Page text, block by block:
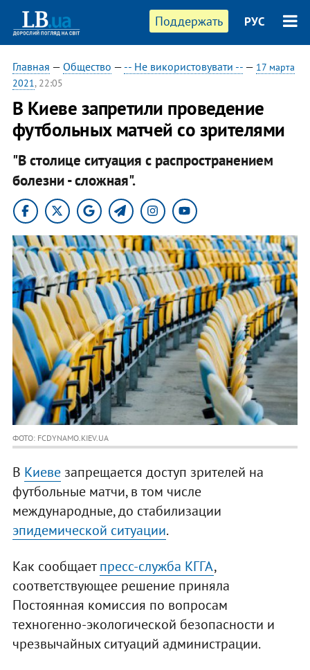
Поддержать РУС
Главная — Общество — -- Не використовувати --— 17 марта
2021, 22:05
В Киеве запретили проведение
футбольных матчей со зрителями
"В столице ситуация с распространением
болезни - сложная".
ФОТО: FCDYNAMO.KIEV.UA
В Киевезапрещается доступ зрителей на
футбольные матчи, в том числе
международные, до стабилизации
эпидемической ситуации.
Как сообщаетпресс-служба КГГА,
соответствующее решение приняла
Постоянная комиссия по вопросам
техногенно-экологической безопасности и
чрезвычайных ситуаций администрации.